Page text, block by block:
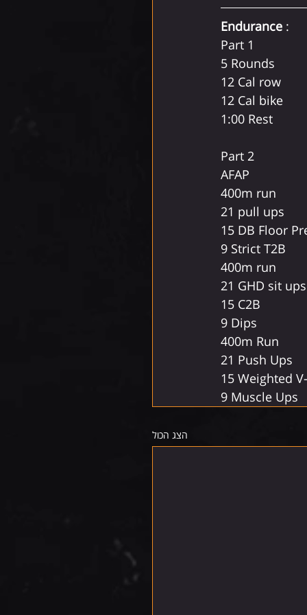
Endurance :
Part 1
5 Rounds
12 Cal row
12 Cal bike
1:00 Rest
Part 2
AFAP
400m run
21 pull ups
15 DB Floor
9 Strict T2B
400m run
21 GHD sit ups
15 C2B
9 Dips
400m Run
21 Push Ups
15 Weighted
9 Muscle Ups
הצג הכול